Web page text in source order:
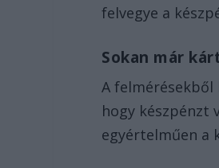
felvegye a
Sokan már
A
hogy készpénzt
egyértelműen a